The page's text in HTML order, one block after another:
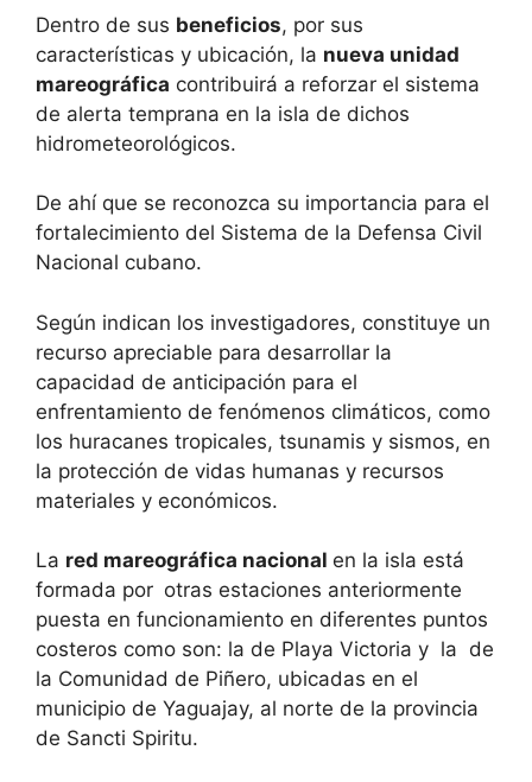
Dentro de sus beneficios, por sus
características y ubicación, la nueva unidad
mareográfica contribuirá a reforzar el sistema
de alerta temprana en la isla de dichos
hidrometeorológicos.
De ahí que se reconozca su importancia para el
fortalecimiento del Sistema de la Defensa Civil
Nacional cubano.
Según indican los investigadores, constituye un
recurso apreciable para desarrollar la
capacidad de anticipación para el
enfrentamiento de fenómenos climáticos, como
los huracanes tropicales, tsunamis y sismos, en
la protección de vidas humanas y recursos
materiales y económicos.
La red mareográfica nacional en la isla está
formada por otras estaciones anteriormente
puesta en funcionamiento en diferentes puntos
costeros como son: la de Playa Victoria y la de
la Comunidad de Piñero, ubicadas en el
municipio de Yaguajay, al norte de la provincia
de Sancti Spiritu.